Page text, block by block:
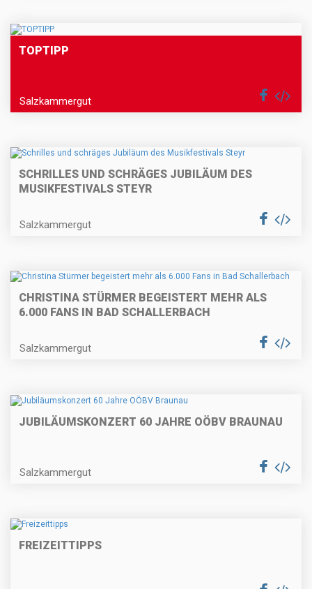
TOPTIPP
Salzkammergut
SCHRILLES UND SCHRÄGES JUBILÄUM DES
MUSIKFESTIVALS STEYR
Salzkammergut
CHRISTINA STÜRMER BEGEISTERT MEHR ALS
6.000 FANS IN BAD SCHALLERBACH
Salzkammergut
JUBILÄUMSKONZERT 60 JAHRE OÖBV BRAUNAU
Salzkammergut
FREIZEITTIPPS